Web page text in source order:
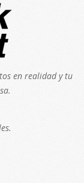
en realidad y tu